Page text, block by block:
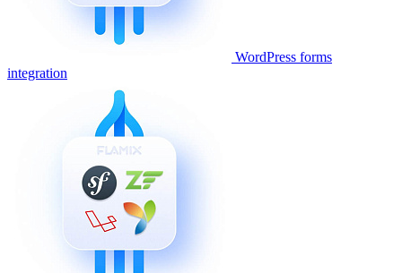
WordPress forms
integration